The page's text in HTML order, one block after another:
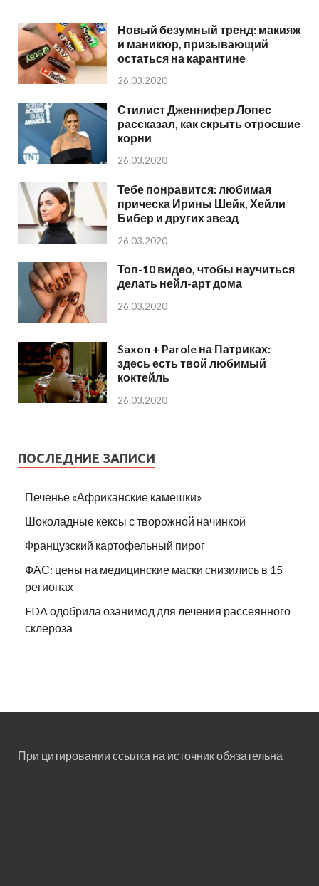
Новый безумный тренд: макияж
и маникюр, призывающий
остаться на карантине
26.03.2020
Стилист Дженнифер Лопес
рассказал, как скрыть отросшие
корни
26.03.2020
Тебе понравится: любимая
прическа Ирины Шейк, Хейли
Бибер и других звезд
26.03.2020
Топ-10 видео, чтобы научиться
делать нейл-арт дома
26.03.2020
Saxon + Parole на Патриках:
здесь есть твой любимый
коктейль
26.03.2020
ПОСЛЕДНИЕ ЗАПИСИ
Печенье «Африканские камешки»
Шоколадные кексы с творожной начинкой
Французский картофельный пирог
ФАС: цены на медицинские маски снизились в 15
регионах
FDA одобрила озанимод для лечения рассеянного
склероза
При цитировании ссылка на источник обязательна